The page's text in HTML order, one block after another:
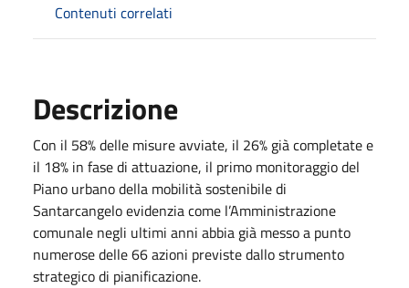
Contenuti correlati
Descrizione
Con il 58% delle misure avviate, il 26% già completate e
il 18% in fase di attuazione, il primo monitoraggio del
Piano urbano della mobilità sostenibile di
Santarcangelo evidenzia come l’Amministrazione
comunale negli ultimi anni abbia già messo a punto
numerose delle 66 azioni previste dallo strumento
strategico di pianificazione.